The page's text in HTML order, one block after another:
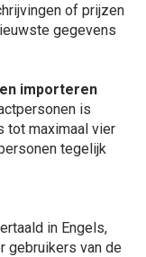
of prijzen
gegevens
importeren
is
tot maximaal vier
tegelijk
in Engels,
gebruikers van de